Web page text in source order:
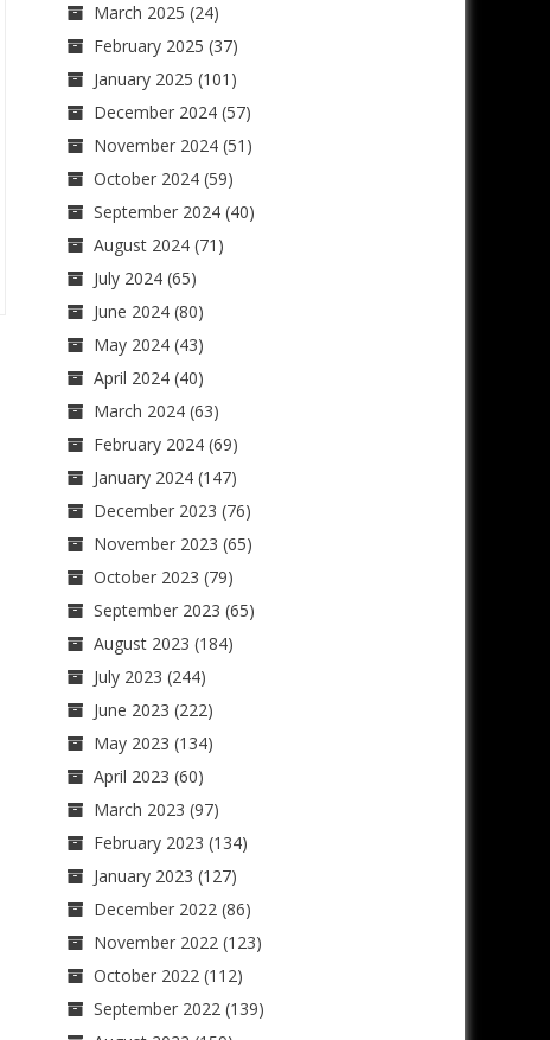
March 2025 (24)
February 2025 (37)
January 2025 (101)
December 2024(57)
November 2024(51)
October 2024(59)
September 2024(40)
August 2024(71)
July 2024(65)
June 2024(80)
May 2024(43)
April 2024(40)
March 2024(63)
February 2024(69)
January 2024(147)
December 2023 (76)
November 2023 (65)
October 2023 (79)
September 2023 (65)
August 2023 (184)
July 2023 (244)
June 2023 (222)
May 2023 (134)
April 2023 (60)
March 2023 (97)
February 2023 (134)
January 2023 (127)
December 2022(86)
November 2022(123)
October 2022(112)
September 2022(139)